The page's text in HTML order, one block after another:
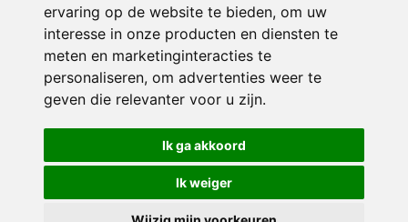
ervaring op de website te bieden, om uw
interesse in onze producten en diensten te
meten en marketinginteracties te
personaliseren, om advertenties weer te
geven die relevanter voor u zijn.
Ik ga akkoord
Ik weiger
© 2026 IKC ’t Palet | Alle rechten voorbehouden
Privacy policy|Disclaimer| Klachtenregeling|RSIN en Anbi
voorkeuren
Crealisatie The MindOffice